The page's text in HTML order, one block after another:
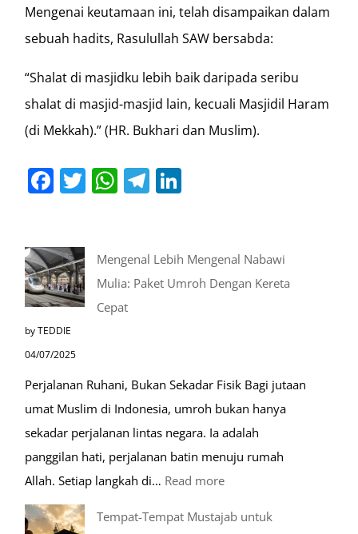
Mengenai keutamaan ini, telah disampaikan dalam
sebuah hadits, Rasulullah SAW bersabda:
“Shalat di masjidku lebih baik daripada seribu
shalat di masjid-masjid lain, kecuali Masjidil Haram
(di Mekkah).” (HR. Bukhari dan Muslim).
Facebook
Twitter
WhatsApp
Telegram
Mengenal Lebih Mengenal Nabawi
Mulia: Paket Umroh Dengan Kereta
Cepat
by TEDDIE
04/07/2025
Perjalanan Ruhani, Bukan Sekadar Fisik Bagi jutaan
umat Muslim di Indonesia, umroh bukan hanya
sekadar perjalanan lintas negara. Ia adalah
panggilan hati, perjalanan batin menuju rumah
Allah. Setiap langkah di… Read more:
Tempat-Tempat Mustajab untuk